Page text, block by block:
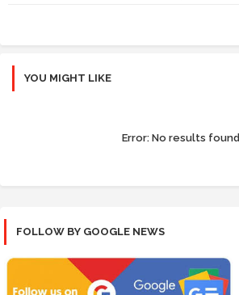
YOU MIGHT LIKE
Error: No results found
FOLLOW BY GOOGLE NEWS